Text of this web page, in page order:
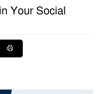
Your Social